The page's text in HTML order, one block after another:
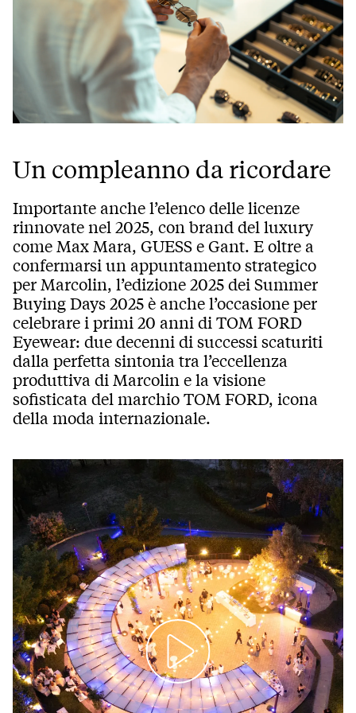
Un compleanno da ricordare
Importante anche l’elenco delle licenze
rinnovate nel 2025, con brand del luxury
come Max Mara, GUESS e Gant. E oltre a
confermarsi un appuntamento strategico
per Marcolin, l’edizione 2025 dei Summer
Buying Days 2025 è anche l’occasione per
celebrare i primi 20 anni di TOM FORD
Eyewear: due decenni di successi scaturiti
dalla perfetta sintonia tra l’eccellenza
produttiva di Marcolin e la visione
sofisticata del marchio TOM FORD, icona
della moda internazionale.